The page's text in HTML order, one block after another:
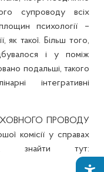
супроводу всіх
психології –
як такої. Більш того,
і у поміж
подальші, такого
інтегративні
ПРОВОДУ
комісії у справах
знайти тут: